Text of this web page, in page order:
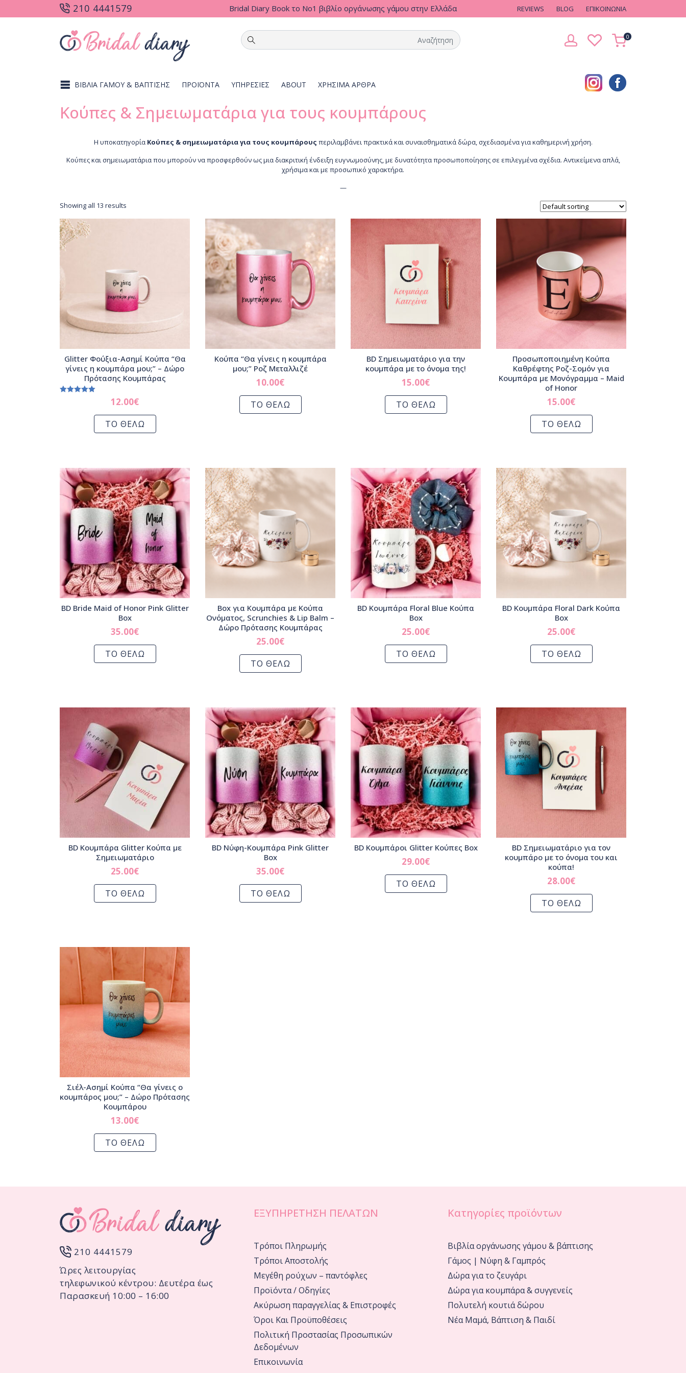
210 4441579 Bridal Diary Book το Νο1 βιβλίο οργάνωσης γάμου στην Ελλάδα REVIEWS BLOG EΠΙΚΟΙΝΩΝΙΑ
0
ΒΙΒΛΙΑ ΓΑΜΟΥ & ΒΑΠΤΙΣΗΣ ΠΡΟΪΟΝΤΑ ΥΠΗΡΕΣΙΕΣ ABOUT ΧΡΗΣΙΜΑ ΑΡΘΡΑ
Κούπες & Σημειωματάρια για τους κουμπάρους
Η υποκατηγορία Κούπες & σημειωματάρια για τους κουμπάρους περιλαμβάνει πρακτικά και συναισθηματικά δώρα, σχεδιασμένα για καθημερινή χρήση.
Κούπες και σημειωματάρια που μπορούν να προσφερθούν ως μια διακριτική ένδειξη ευγνωμοσύνης, με δυνατότητα προσωποποίησης σε επιλεγμένα σχέδια. Αντικείμενα απλά,
χρήσιμα και με προσωπικό χαρακτήρα.
—
Showing all 13 results
Glitter Φούξια-Ασημί Κούπα “Θα
γίνεις η κουμπάρα μου;” – Δώρο
Πρότασης Κουμπάρας
12.00€
ΤΟ ΘΕΛΩ
Κούπα “Θα γίνεις η κουμπάρα
μου;” Ροζ Μεταλλιζέ
10.00€
ΤΟ ΘΕΛΩ
BD Σημειωματάριο για την
κουμπάρα με το όνομα της!
15.00€
ΤΟ ΘΕΛΩ
Προσωποποιημένη Κούπα
Καθρέφτης Ροζ-Σομόν για
Κουμπάρα με Μονόγραμμα – Maid
of Honor
15.00€
ΤΟ ΘΕΛΩ
BD Bride Maid of Honor Pink Glitter
Box
35.00€
ΤΟ ΘΕΛΩ
Box για Κουμπάρα με Κούπα
Ονόματος, Scrunchies & Lip Balm –
Δώρο Πρότασης Κουμπάρας
25.00€
ΤΟ ΘΕΛΩ
BD Κουμπάρα Floral Blue Κούπα
Box
25.00€
ΤΟ ΘΕΛΩ
BD Κουμπάρα Floral Dark Κούπα
Box
25.00€
ΤΟ ΘΕΛΩ
BD Κουμπάρα Glitter Κούπα με
Σημειωματάριο
25.00€
ΤΟ ΘΕΛΩ
BD Νύφη-Κουμπάρα Pink Glitter
Box
35.00€
ΤΟ ΘΕΛΩ
BD Κουμπάροι Glitter Κούπες Box
29.00€
ΤΟ ΘΕΛΩ
BD Σημειωματάριο για τον
κουμπάρο με το όνομα του και
κούπα!
28.00€
ΤΟ ΘΕΛΩ
Σιέλ-Ασημί Κούπα “Θα γίνεις ο
κουμπάρος μου;” – Δώρο Πρότασης
Κουμπάρου
13.00€
ΤΟ ΘΕΛΩ
210 4441579
Ώρες λειτουργίας
τηλεφωνικού κέντρου: Δευτέρα έως
Παρασκευή 10:00 – 16:00
ΕΞΥΠΗΡΕΤΗΣΗ ΠΕΛΑΤΩΝ
Τρόποι Πληρωμής
Τρόποι Αποστολής
Μεγέθη ρούχων – παντόφλες
Προϊόντα / Οδηγίες
Ακύρωση παραγγελίας & Επιστροφές
Όροι Και Προϋποθέσεις
Πολιτική Προστασίας Προσωπικών
Δεδομένων
Επικοινωνία
Κατηγορίες προϊόντων
Βιβλία οργάνωσης γάμου & βάπτισης
Γάμος | Νύφη & Γαμπρός
Δώρα για το ζευγάρι
Δώρα για κουμπάρα & συγγενείς
Πολυτελή κουτιά δώρου
Νέα Μαμά, Βάπτιση & Παιδί